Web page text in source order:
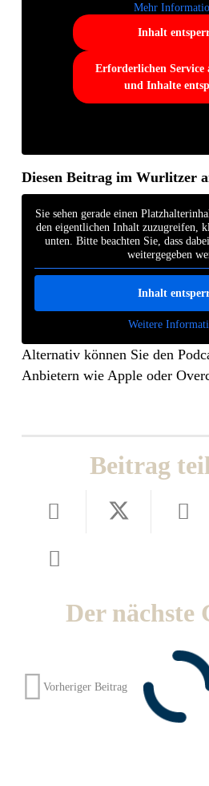
Mehr
Inhalt
Erforderlichen Service
und Inhalte
Diesen Beitrag im Wurlitzer
Sie sehen gerade einen
den eigentlichen Inhalt zuzugreifen,
unten. Bitte beachten Sie, dass
weitergegeben
Inhalt
Weitere
Alternativ können Sie den
Anbietern wie Apple oder
Beitrag
Der nächste
Vorheriger Beitrag